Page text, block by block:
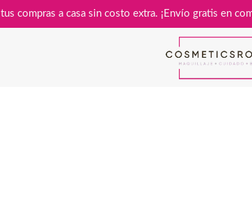
Lleva tus compras a casa sin costo extra. ¡Envío gratis